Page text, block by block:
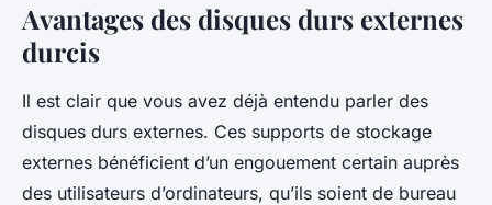
Avantages des disques durs externes
durcis
Il est clair que vous avez déjà entendu parler des
disques durs externes. Ces supports de stockage
externes bénéficient d’un engouement certain auprès
des utilisateurs d’ordinateurs, qu’ils soient de bureau